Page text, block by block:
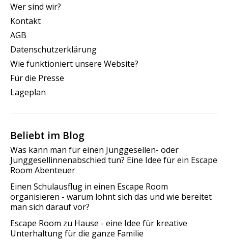
Wer sind wir?
Kontakt
AGB
Datenschutzerklärung
Wie funktioniert unsere Website?
Für die Presse
Lageplan
Beliebt im Blog
Was kann man für einen Junggesellen- oder
Junggesellinnenabschied tun? Eine Idee für ein Escape
Room Abenteuer
Einen Schulausflug in einen Escape Room
organisieren - warum lohnt sich das und wie bereitet
man sich darauf vor?
Escape Room zu Hause - eine Idee für kreative
Unterhaltung für die ganze Familie